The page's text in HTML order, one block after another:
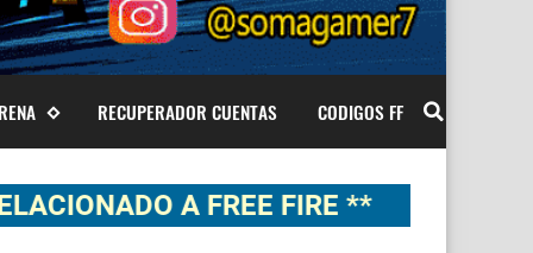
RECUPERADOR CUENTAS CODIGOS FF
A FREE FIRE **